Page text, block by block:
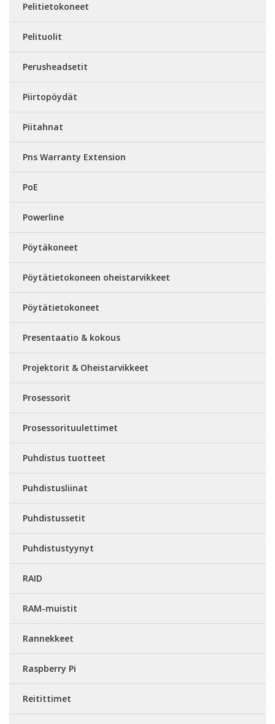
Pelitietokoneet
Pelituolit
Perusheadsetit
Piirtopöydät
Piitahnat
Pns Warranty Extension
PoE
Powerline
Pöytäkoneet
Pöytätietokoneen oheistarvikkeet
Pöytätietokoneet
Presentaatio & kokous
Projektorit & Oheistarvikkeet
Prosessorit
Prosessorituulettimet
Puhdistus tuotteet
Puhdistusliinat
Puhdistussetit
Puhdistustyynyt
RAID
RAM-muistit
Rannekkeet
Raspberry Pi
Reitittimet